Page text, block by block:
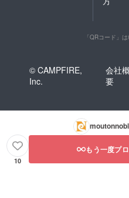
「QRコード」
© CAMPFIRE,
Inc.
会社
要
10
もう一度プ